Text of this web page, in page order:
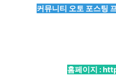
커뮤니티 오토 포스팅
홈페이지 :